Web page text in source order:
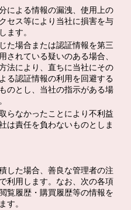
による情報の漏洩、使用上の
セス等により当社に損害を与
ます。
た場合または認証情報を第三
されている疑いのある場合、
法により、直ちに当社にその
る認証情報の利用を回避する
のとし、当社の指示がある場
らなかったことにより不利益
は責任を負わないものとしま
した場合、善良な管理者の注
利用します。なお、次の各項
覧履歴・購買履歴等の情報を
す。